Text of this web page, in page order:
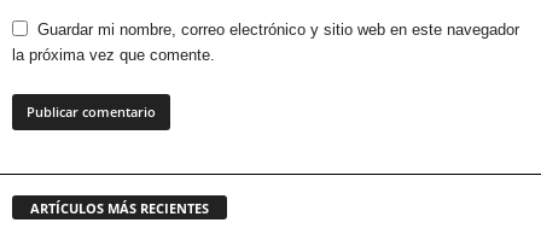
Guardar mi nombre, correo electrónico y sitio web en este navegador
la próxima vez que comente.
ARTÍCULOS MÁS RECIENTES